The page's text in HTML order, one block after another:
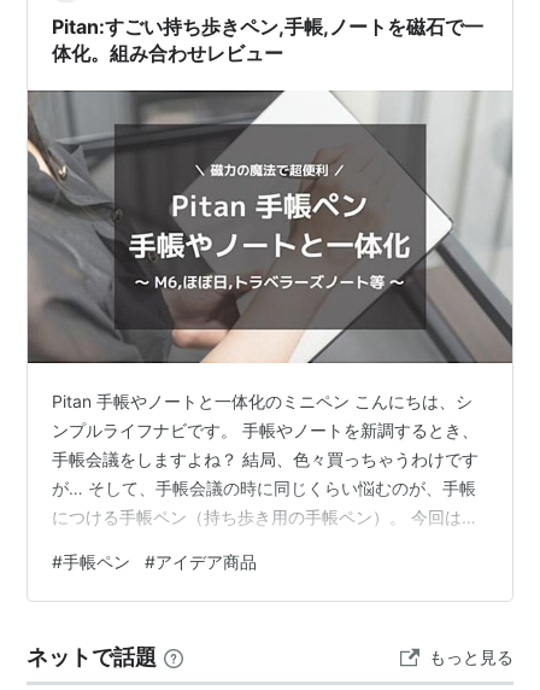
Pitan:すごい持ち歩きペン,手帳,ノートを磁石で一
体化。組み合わせレビュー
Pitan 手帳やノートと一体化のミニペン こんにちは、シ
ンプルライフナビです。 手帳やノートを新調するとき、
手帳会議をしますよね？ 結局、色々買っちゃうわけです
が… そして、手帳会議の時に同じくらい悩むのが、手帳
につける手帳ペン（持ち歩き用の手帳ペン）。 今回は、
（ゼブラ）をご紹介！これがめちゃくちゃ良いんです！
リンク Pitanはミニ6（M6）システム手帳、NOLTY手
ピッタリ、一体化OK！ 既存のペンホルダーが好きじゃな
#手帳ペン #アイデア商品
ネットで話題 もっと見る